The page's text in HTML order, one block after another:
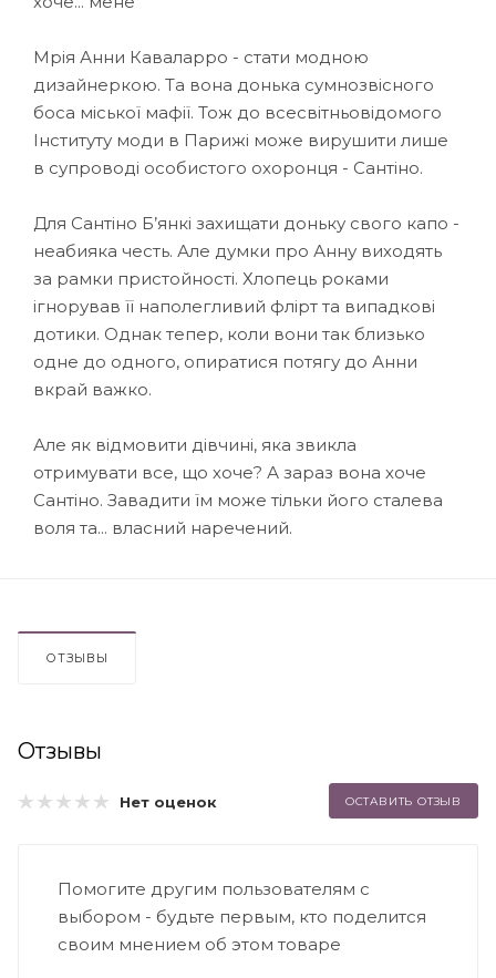
Мрія Анни Каваларро - стати модною
дизайнеркою. Та вона донька сумнозвісного
боса міської мафії. Тож до всесвітньовідомого
Інституту моди в Парижі може вирушити лише
в супроводі особистого охоронця - Сантіно.
Для Сантіно Б’янкі захищати доньку свого капо -
неабияка честь. Але думки про Анну виходять
за рамки пристойності. Хлопець роками
ігнорував її наполегливий флірт та випадкові
дотики. Однак тепер, коли вони так близько
одне до одного, опиратися потягу до Анни
вкрай важко.
Але як відмовити дівчині, яка звикла
отримувати все, що хоче? А зараз вона хоче
Сантіно. Завадити їм може тільки його сталева
воля та... власний наречений.
ОТЗЫВЫ
Отзывы
Нет оценок ОСТАВИТЬ ОТЗЫВ
Помогите другим пользователям с
выбором - будьте первым, кто поделится
своим мнением об этом товаре